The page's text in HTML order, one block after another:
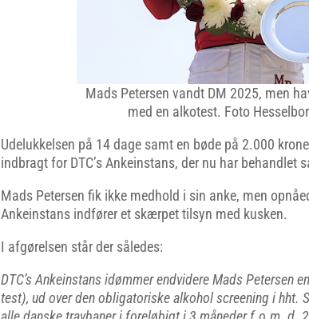
Mads Petersen vandt DM 2025, men
med en alkotest. Foto
Udelukkelsen på 14 dage samt en bøde på 2.000
indbragt for DTC’s Ankeinstans, der nu har behandlet
Mads Petersen fik ikke medhold i sin anke, men
Ankeinstans indfører et skærpet tilsyn med kusken.
I afgørelsen står der således:
DTC’s Ankeinstans idømmer endvidere Mads Petersen
test), ud over den obligatoriske alkohol screening i hht.